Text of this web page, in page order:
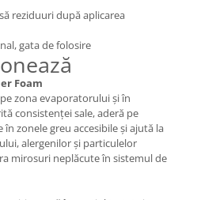
reziduuri după aplicarea
gata de folosire
Foam
zona evaporatorului și în
consistenței sale, aderă pe
zonele greu accesibile și ajută la
alergenilor și particulelor
mirosuri neplăcute în sistemul de